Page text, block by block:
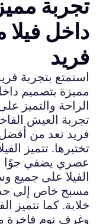
تجربة
داخل
فريد
استمتع بتجربة
مميزة بتصميم
الراحة والتميز
تجربة العيش
فريد تعد من
تختبرها. تتميز
عصري يضفي جوًا
الفيلا على جميع
مسبح خاص إلى
خلابة. كما تتميز
وغرف نوم فاخرة